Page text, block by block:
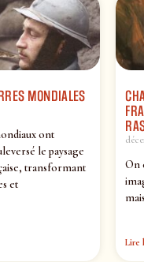
MONDIALES
ont
le paysage
transformant
et
On
Lire